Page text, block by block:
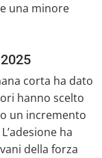
una minore
corta ha dato
hanno scelto
un incremento
ha
della forza